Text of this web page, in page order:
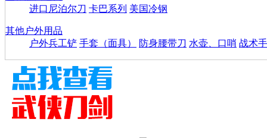
进口尼泊尔刀 卡巴系列 美国冷钢
其他户外用品
户外兵工铲 手套（面具） 防身腰带刀 水壶、口哨 战术